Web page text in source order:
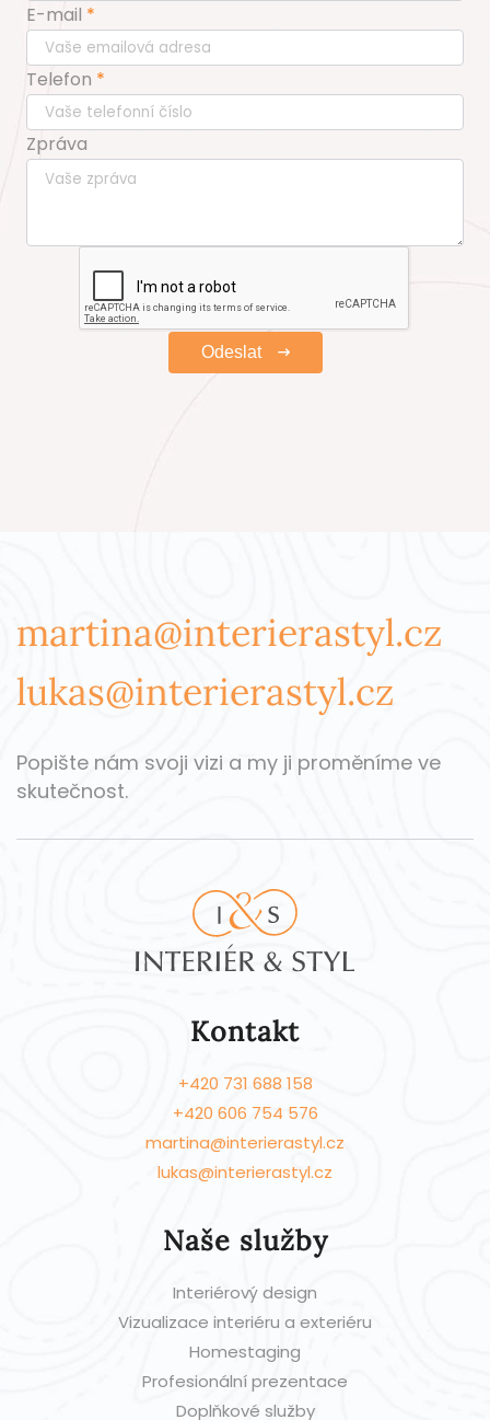
E-mail
Telefon
Zpráva
Odeslat
martina@interierastyl.cz
lukas@interierastyl.cz
Popište nám svoji vizi a my ji proměníme ve
skutečnost.
Kontakt
+420 731 688 158
+420 606 754 576
martina@interierastyl.cz
lukas@interierastyl.cz
Naše služby
Interiérový design
Vizualizace interiéru a exteriéru
Homestaging
Profesionální prezentace
Doplňkové služby